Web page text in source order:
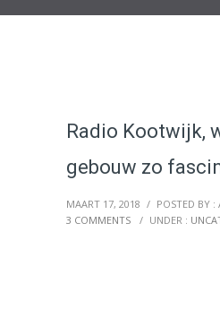
Radio Kootwijk,
gebouw zo
MAART 17, 2018 / POSTED BY :
3 COMMENTS
/ UNDER :